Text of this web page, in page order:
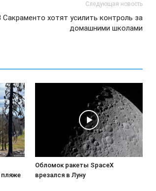
Следующая новость
Сакраменто хотят усилить контроль за
домашними школами
пляже
Обломок ракеты SpaceX
врезался в Луну